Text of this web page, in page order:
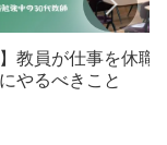
】教員が仕事を休職
やるべきこと